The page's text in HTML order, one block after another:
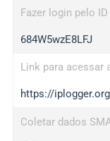
wl.gl
ed.tc
iplogger.com
maper.info
Fazer login pelo
684W5wzE8LFJ
Link para acessar
https://
Coletar dados